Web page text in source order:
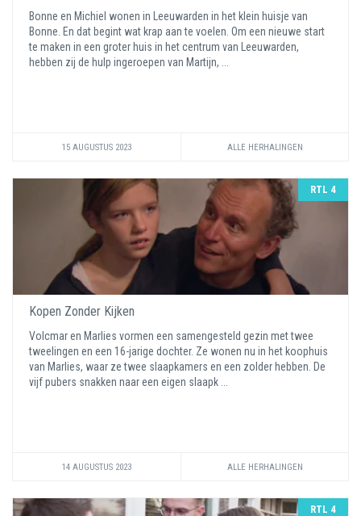
Bonne en Michiel wonen in Leeuwarden in het klein huisje van
Bonne. En dat begint wat krap aan te voelen. Om een nieuwe start
te maken in een groter huis in het centrum van Leeuwarden,
hebben zij de hulp ingeroepen van Martijn, ...
15 AUGUSTUS 2023 ALLE HERHALINGEN
RTL 4
Kopen Zonder Kijken
Volcmar en Marlies vormen een samengesteld gezin met twee
tweelingen en een 16-jarige dochter. Ze wonen nu in het koophuis
van Marlies, waar ze twee slaapkamers en een zolder hebben. De
vijf pubers snakken naar een eigen slaapk ...
14 AUGUSTUS 2023 ALLE HERHALINGEN
RTL 4